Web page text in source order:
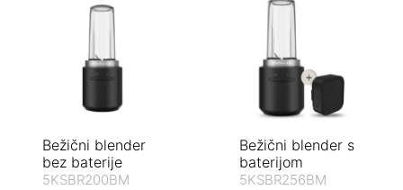
Bežični blender
bez baterije
5KSBR200BM
Bežični blender s
baterijom
5KSBR256BM